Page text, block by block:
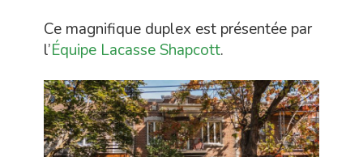
Ce magnifique duplex est présentée par
l’Équipe Lacasse Shapcott.